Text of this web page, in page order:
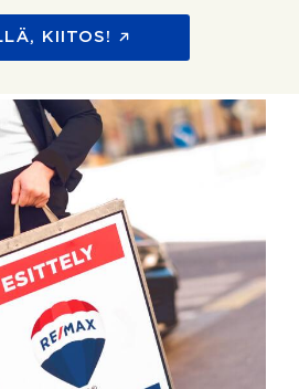
KIITOS!